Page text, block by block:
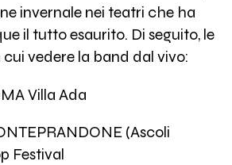
invernale nei teatri che ha
il tutto esaurito. Di seguito, le
vedere la band dal vivo:
Villa Ada
(Ascoli
Festival